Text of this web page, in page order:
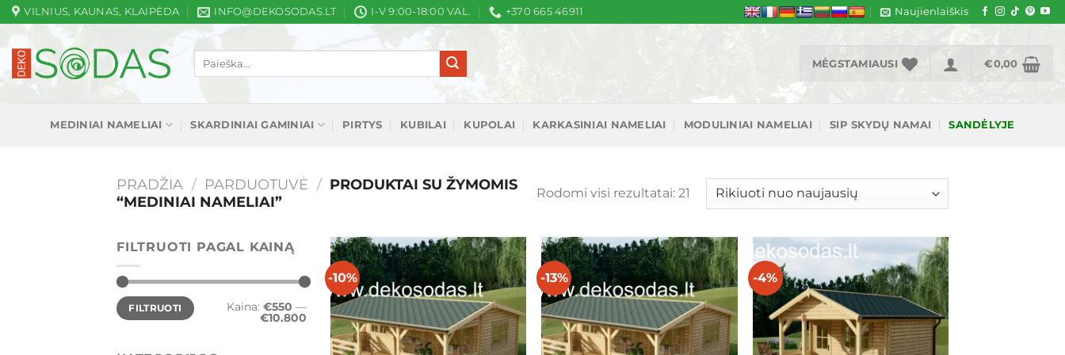
Skip
to
content
VILNIUS, KAUNAS, KLAIPĖDA INFO@DEKOSODAS.LT I-V 9:00-18:00 VAL. +370 665 46911 Naujienlaiškis
Ieškoti:
MĖGSTAMIAUSI €0,00
MEDINIAI NAMELIAI SKARDINIAI GAMINIAI PIRTYS KUBILAI KUPOLAI KARKASINIAI NAMELIAI MODULINIAI NAMELIAI SIP SKYDŲ NAMAI SANDĖLYJE
PRADŽIA / PARDUOTUVĖ / PRODUKTAI SU ŽYMOMIS
“MEDINIAI NAMELIAI”
Rodomi visi rezultatai: 21 Rūšiuojama
pagal
FILTRUOTI PAGAL KAINĄ
Min
kaina
Maks
kaina
FILTRUOTI Kaina: €550 —
€10.800
-10% Mėgstamiausias -13% Mėgstamiausias -4% Mėgstamiausias